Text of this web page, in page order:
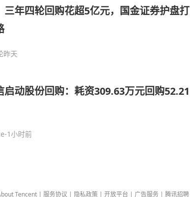
三年四轮回购花超5亿元，国金证券护盘打
昨天
启动股份回购：耗资309.63万元回购52.21
-1小时前
Tencent | 服务协议 | 隐私政策 | 开放平台 | 广告服务 | 腾讯招聘